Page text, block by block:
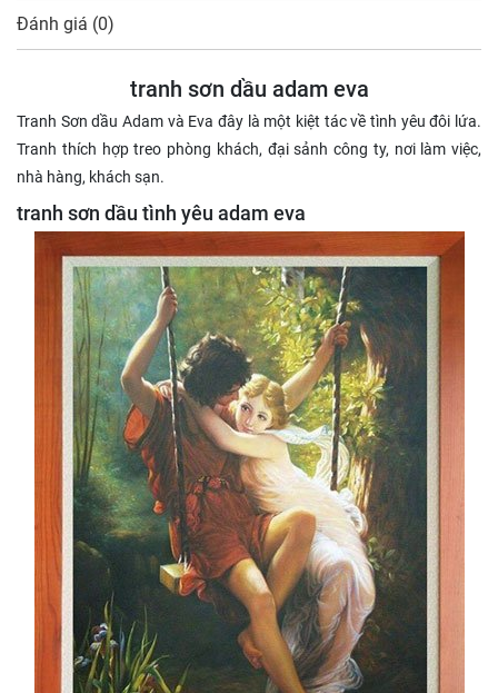
Đánh giá (0)
tranh sơn dầu adam eva
Tranh Sơn dầu Adam và Eva đây là một kiệt tác về tình yêu đôi lứa.
Tranh thích hợp treo phòng khách, đại sảnh công ty, nơi làm việc,
nhà hàng, khách sạn.
tranh sơn dầu tình yêu adam eva